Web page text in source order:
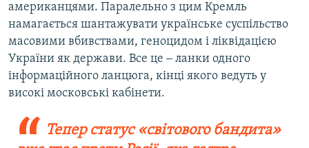
американцями. Паралельно з цим Кремль
намагається шантажувати українське суспільство
масовими вбивствами, геноцидом і ліквідацією
України як держави. Все це ‒ ланки одного
інформаційного ланцюга, кінці якого ведуть у
високі московські кабінети.
Тепер статус «світового бандита»